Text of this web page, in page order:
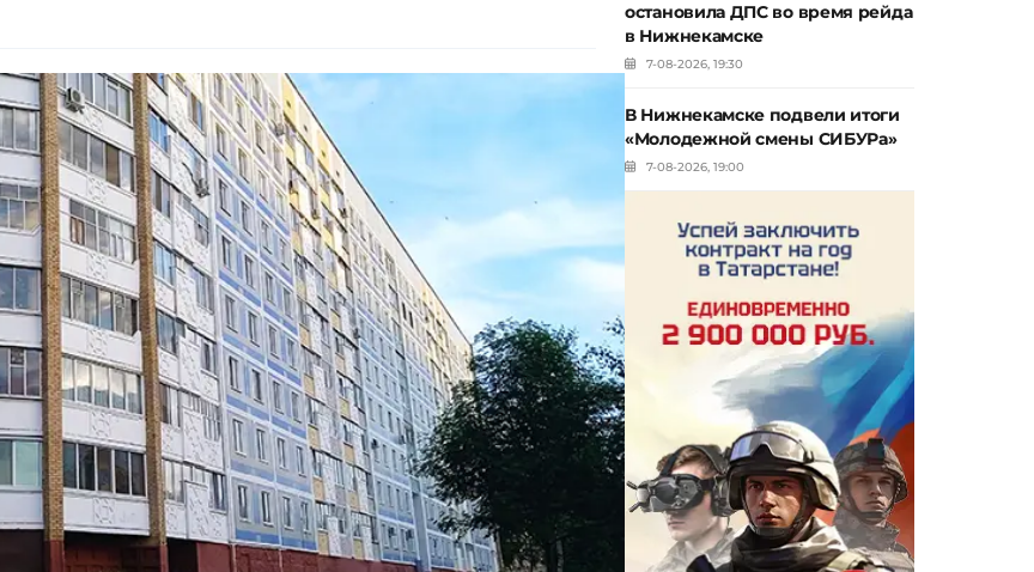
остановила ДПС во время рейда
в Нижнекамске
7-08-2026, 19:30
В Нижнекамске подвели итоги
«Молодежной смены СИБУРа»
7-08-2026, 19:00